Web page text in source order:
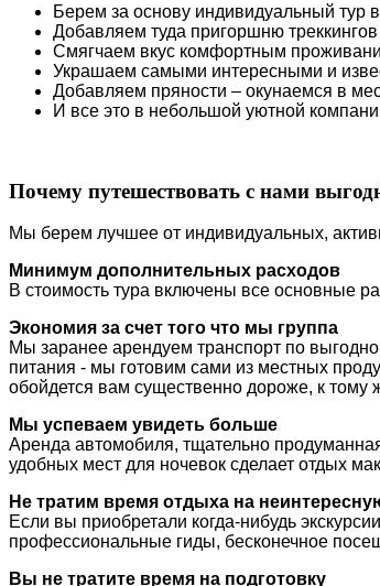
Берем за основу индивидуальный тур
Добавляем туда пригоршню
Смягчаем вкус комфортным
Украшаем самыми интересными и
Добавляем пряности – окунаемся в
И все это в небольшой уютной
Почему путешествовать с нами
Мы берем лучшее от индивидуальных,
Минимум дополнительных расходов
В стоимость тура включены все основные
Экономия за счет того что мы группа
Мы заранее арендуем транспорт по
питания - мы готовим сами из местных
обойдется вам существенно дороже, к тому
Мы успеваем увидеть больше
Аренда автомобиля, тщательно
удобных мест для ночевок сделает отдых
Не тратим время отдыха на
Если вы приобретали когда-нибудь
профессиональные гиды, бесконечное
Вы не тратите время на подготовку